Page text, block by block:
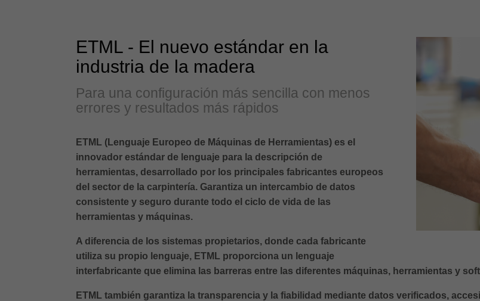
ETML - El nuevo estándar en la
industria de la madera
Para una configuración más sencilla con menos
errores y resultados más rápidos
ETML (Lenguaje Europeo de Máquinas de Herramientas) es el
innovador estándar de lenguaje para la descripción de
herramientas, desarrollado por los principales fabricantes europeos
del sector de la carpintería. Garantiza un intercambio de datos
consistente y seguro durante todo el ciclo de vida de las
herramientas y máquinas.
A diferencia de los sistemas propietarios, donde cada fabricante
utiliza su propio lenguaje, ETML proporciona un lenguaje
interfabricante que elimina las barreras entre las diferentes máquinas, herramientas y
ETML también garantiza la transparencia y la fiabilidad mediante datos verificados,